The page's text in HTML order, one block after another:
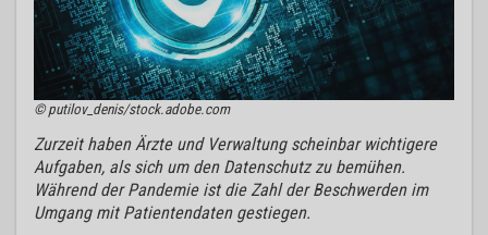
© putilov_denis/stock.adobe.com
Zurzeit haben Ärzte und Verwaltung scheinbar wichtigere
Aufgaben, als sich um den Datenschutz zu bemühen.
Während der Pandemie ist die Zahl der Beschwerden im
Umgang mit Patientendaten gestiegen.